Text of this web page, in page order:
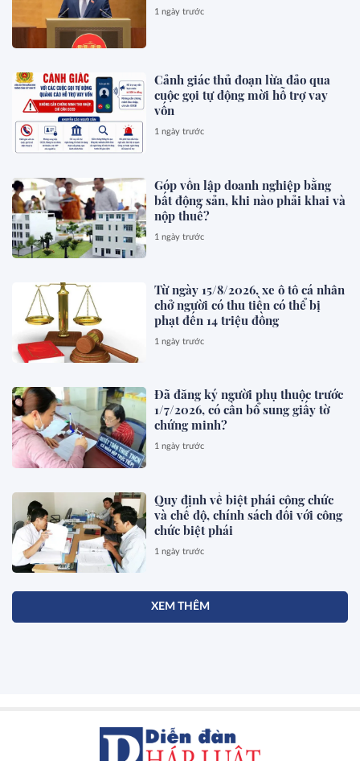
1 ngày trước
Cảnh giác thủ đoạn lừa đảo qua
cuộc gọi tự động mời hỗ trợ vay
vốn
1 ngày trước
Góp vốn lập doanh nghiệp bằng
bất động sản, khi nào phải khai và
nộp thuế?
1 ngày trước
Từ ngày 15/8/2026, xe ô tô cá nhân
chở người có thu tiền có thể bị
phạt đến 14 triệu đồng
1 ngày trước
Đã đăng ký người phụ thuộc trước
1/7/2026, có cần bổ sung giấy tờ
chứng minh?
1 ngày trước
Quy định về biệt phái công chức
và chế độ, chính sách đối với công
chức biệt phái
1 ngày trước
XEM THÊM